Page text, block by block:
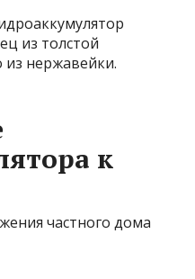
из толстой
нержавейки.
к
частного дома